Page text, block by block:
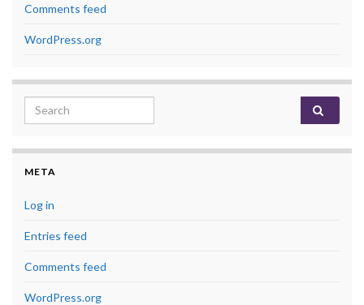
Comments feed
WordPress.org
Search for:
META
Log in
Entries feed
Comments feed
WordPress.org